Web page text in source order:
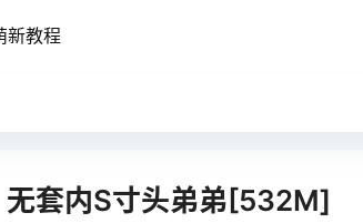
新教程
无套内S寸头弟弟[532M]